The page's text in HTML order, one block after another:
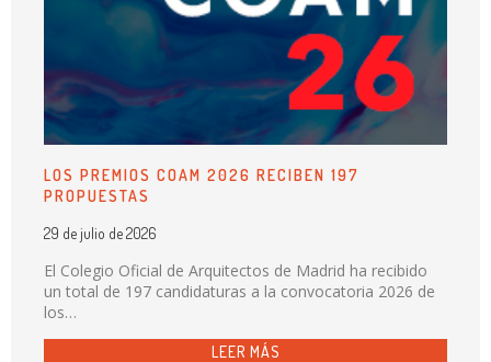
LOS PREMIOS COAM 2026 RECIBEN 197
PROPUESTAS
29 de julio de 2026
El Colegio Oficial de Arquitectos de Madrid ha recibido
un total de 197 candidaturas a la convocatoria 2026 de
los…
LEER MÁS